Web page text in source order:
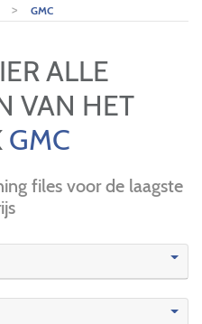
> GMC
ALLE
VAN HET
GMC
files voor de laagste